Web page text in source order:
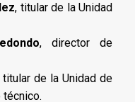
, titular de la Unidad
, director de
titular de la Unidad de
técnico.